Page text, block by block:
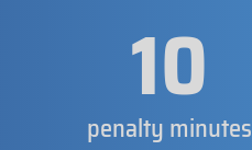
10
penalty minutes